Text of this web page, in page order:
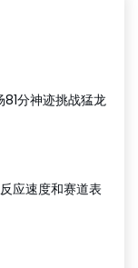
分神迹挑战猛龙
应速度和赛道表